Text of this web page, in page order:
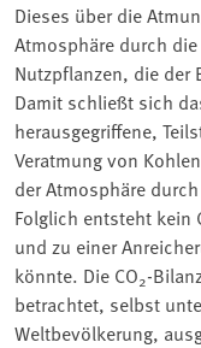
Dieses über die
Atmosphäre durch
Nutzpflanzen, die der
Damit schließt sich
herausgegriffene,
Veratmung von
der Atmosphäre
Folglich entsteht kein
und zu einer
könnte. Die CO2-
betrachtet, selbst
Weltbevölkerung,